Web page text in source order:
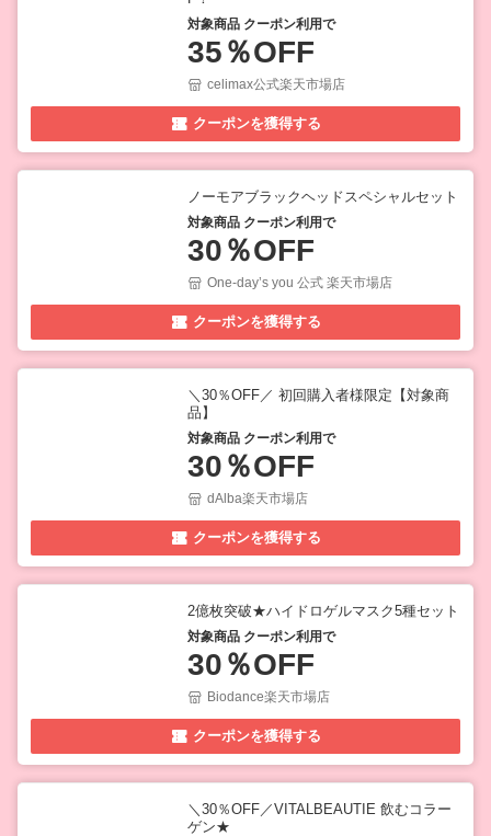
対象商品 クーポン利用で
35％OFF
celimax公式楽天市場店
クーポンを獲得する
ノーモアブラックヘッドスペシャルセット
対象商品 クーポン利用で
30％OFF
One-day’s you 公式 楽天市場店
クーポンを獲得する
＼30％OFF／ 初回購入者様限定【対象商
品】
対象商品 クーポン利用で
30％OFF
dAlba楽天市場店
クーポンを獲得する
2億枚突破★ハイドロゲルマスク5種セット
対象商品 クーポン利用で
30％OFF
Biodance楽天市場店
クーポンを獲得する
＼30％OFF／VITALBEAUTIE 飲むコラー
ゲン★